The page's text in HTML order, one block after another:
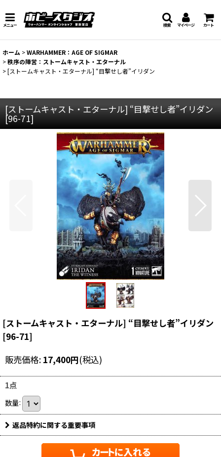
メニュー マイページ カート
検索
ホーム >WARHAMMER：AGE OF SIGMAR
>秩序の陣営：ストームキャスト・エターナル
>[ストームキャスト・エターナル] “目撃せし者”イリダン
[ストームキャスト・エターナル] “目撃せし者”イリダン
[96-71]
[ストームキャスト・エターナル] “目撃せし者”イリダン
[96-71]
販売価格: 17,400円(税込)
1点
数量:
返品特約に関する重要事項